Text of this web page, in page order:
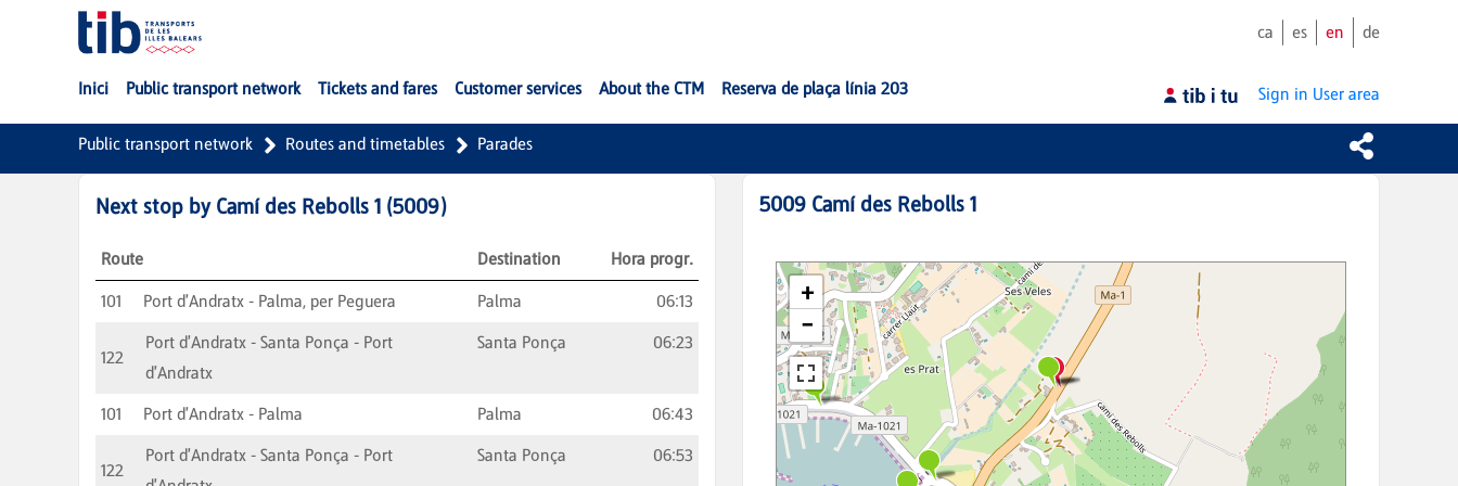
Skip to Main Content
ca es en de
Inici Public transport network Tickets and fares Customer services About the CTM Reserva de plaça línia 203 Sign in User area
Public transport network Routes and timetables Parades
Next stop by Camí des Rebolls 1 (5009)
Route Destination Hora progr.
101 Port d'Andratx - Palma, per Peguera Palma 06:13
122
Port d'Andratx - Santa Ponça - Port
d'Andratx
Santa Ponça 06:23
101 Port d'Andratx - Palma Palma 06:43
122
Port d'Andratx - Santa Ponça - Port
Santa Ponça 06:53
5009 Camí des Rebolls 1